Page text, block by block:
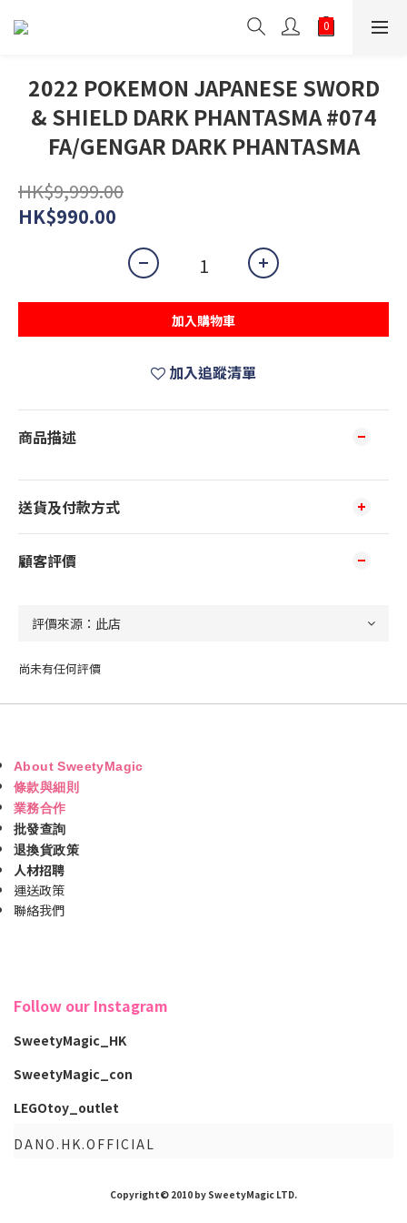
2022 POKEMON JAPANESE SWORD
& SHIELD DARK PHANTASMA #074
FA/GENGAR DARK PHANTASMA
HK$9,999.00
HK$990.00
加入購物車
加入追蹤清單
商品描述
送貨及付款方式
顧客評價
尚未有任何評價
About SweetyMagic
條款與細則
業務合作
批發查詢
退換貨政策
人材招聘
運送政策
聯絡我們
Follow our Instagram
SweetyMagic_HK
SweetyMagic_con
LEGOtoy_outlet
DANO.HK.OFFICIAL
Copyright© 2010 by SweetyMagic LTD.